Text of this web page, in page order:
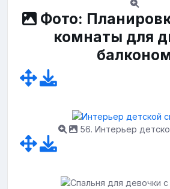
Фото:
комнаты для
56. Интерьер